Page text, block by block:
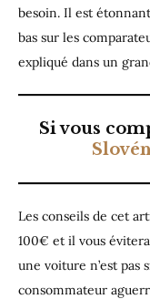
besoin. Il est
bas sur les
expliqué dans un
Si vous
Les conseils de cet
100€ et il vous
une voiture n’est
consommateur